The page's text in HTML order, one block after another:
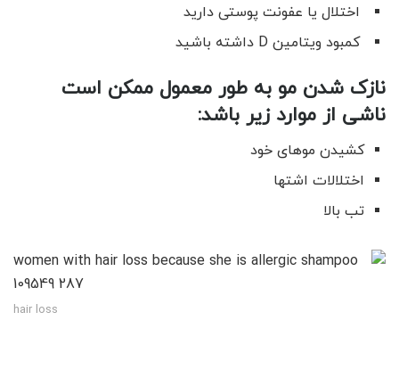
اختلال یا عفونت پوستی دارید
کمبود ویتامین D داشته باشید
نازک شدن مو به طور معمول ممکن است
ناشی از موارد زیر باشد:
کشیدن موهای خود
اختلالات اشتها
تب بالا
hair loss